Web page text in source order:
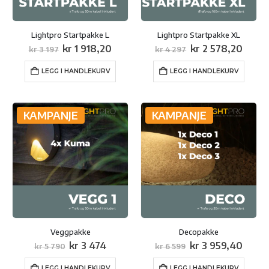
Lightpro Startpakke L
kr3 197 Opprinnelig
var:
kr 3
197.
kr 1 918,20 Nåværende
918,20.
LEGG I HANDLEKURV
Lightpro Startpakke XL
kr4 297 Opprinnelig
var:
kr 4
297.
kr 2 578,20
LEGG I HANDLEKURV
KAMPANJE
Veggpakke
kr5 790 Opprinnelig
var:
kr 3 474Nåværende
er:
KAMPANJE
Decopakke
kr6 599 Opprinnelig
var:
kr 3 959,40